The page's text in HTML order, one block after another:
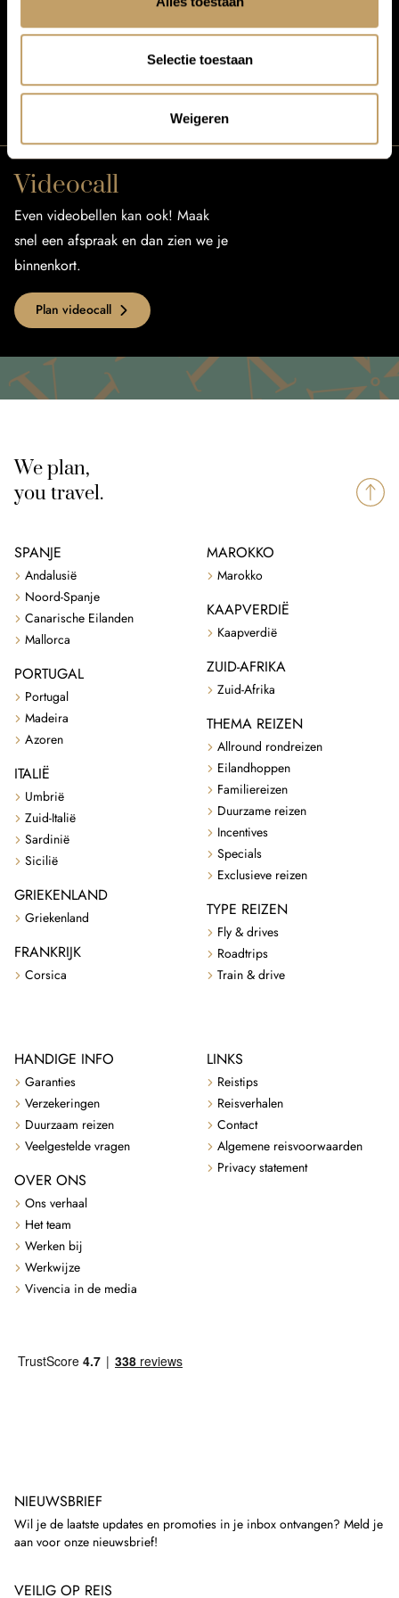
Selectie toestaan
Weigeren
Wij streven ernaar om binnen één
werkdag je mail te beantwoorden.
Mail reisvraag
Videocall
Even videobellen kan ook! Maak
snel een afspraak en dan zien we je
binnenkort.
Plan videocall
We plan,
you travel.
SPANJE
Andalusië
Noord-Spanje
Canarische Eilanden
Mallorca
PORTUGAL
Portugal
Madeira
Azoren
ITALIË
Umbrië
Zuid-Italië
Sardinië
Sicilië
GRIEKENLAND
Griekenland
FRANKRIJK
Corsica
MAROKKO
Marokko
KAAPVERDIË
Kaapverdië
ZUID-AFRIKA
Zuid-Afrika
THEMA REIZEN
Allround rondreizen
Eilandhoppen
Familiereizen
Duurzame reizen
Incentives
Specials
Exclusieve reizen
TYPE REIZEN
Fly & drives
Roadtrips
Train & drive
HANDIGE INFO
Garanties
Verzekeringen
Duurzaam reizen
Veelgestelde vragen
OVER ONS
Ons verhaal
Het team
Werken bij
Werkwijze
Vivencia in de media
LINKS
Reistips
Reisverhalen
Contact
Algemene reisvoorwaarden
Privacy statement
NIEUWSBRIEF
Wil je de laatste updates en promoties in je inbox ontvangen? Meld je
aan voor onze nieuwsbrief!
VEILIG OP REIS